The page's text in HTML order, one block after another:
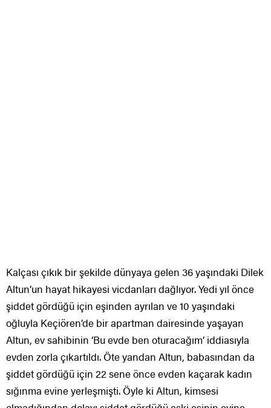
Kalçası çıkık bir şekilde dünyaya gelen 36 yaşındaki Dilek
Altun’un hayat hikayesi vicdanları dağlıyor. Yedi yıl önce
şiddet gördüğü için eşinden ayrılan ve 10 yaşındaki
oğluyla Keçiören’de bir apartman dairesinde yaşayan
Altun, ev sahibinin ‘Bu evde ben oturacağım’ iddiasıyla
evden zorla çıkartıldı. Öte yandan Altun, babasından da
şiddet gördüğü için 22 sene önce evden kaçarak kadın
sığınma evine yerleşmişti. Öyle ki Altun, kimsesi